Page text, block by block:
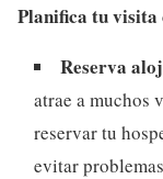
Planifica tu visita
Reserva
atrae a muchos
reservar tu
evitar